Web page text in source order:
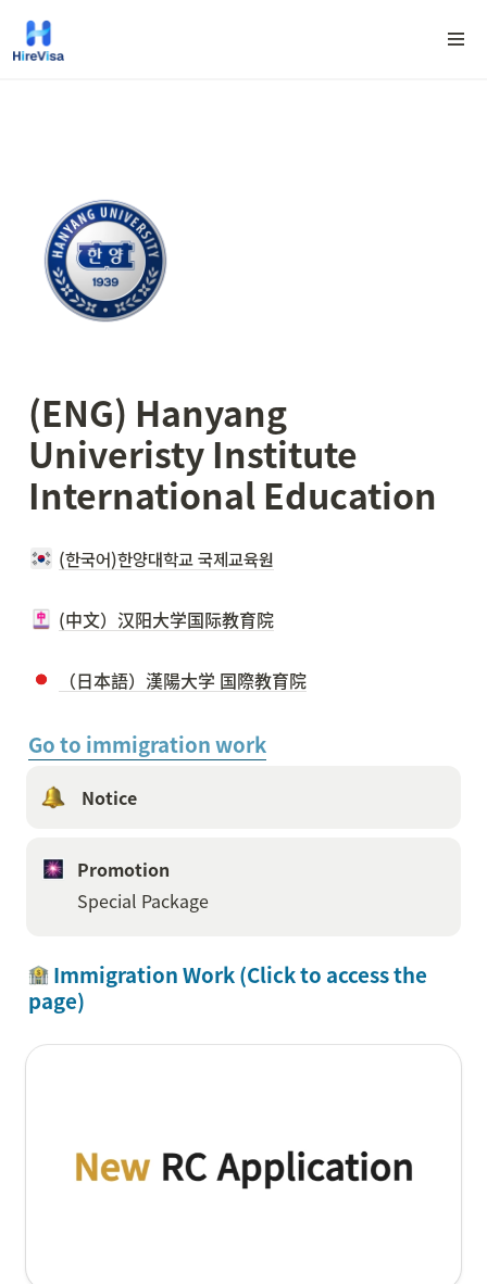
(ENG) Hanyang
Univeristy Institute
International Education
(한국어)한양대학교 국제교육원
(中文）汉阳大学国际教育院
（日本語）漢陽大学 国際教育院
Go to immigration work
Notice
Promotion
Special Package
Immigration Work (Click to access the
page)